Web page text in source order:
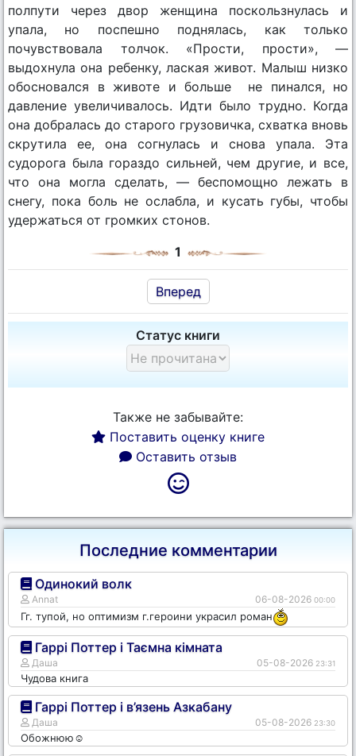
полпути через двор женщина поскользнулась и
упала, но поспешно поднялась, как только
почувствовала толчок. «Прости, прости», —
выдохнула она ребенку, лаская живот. Малыш низко
обосновался в животе и больше не пинался, но
давление увеличивалось. Идти было трудно. Когда
она добралась до старого грузовичка, схватка вновь
скрутила ее, она согнулась и снова упала. Эта
судорога была гораздо сильней, чем другие, и все,
что она могла сделать, — беспомощно лежать в
снегу, пока боль не ослабла, и кусать губы, чтобы
удержаться от громких стонов.
1
Вперед
Статус книги
Также не забывайте:
Поставить оценку книге
Оставить отзыв
Последние комментарии
Одинокий волк
Annat 06-08-2026 00:00
Гг. тупой, но оптимизм г.героини украсил роман
Гаррі Поттер і Таємна кімната
Даша 05-08-2026 23:31
Чудова книга
Гаррі Поттер і в’язень Азкабану
Даша 05-08-2026 23:30
Обожнюю☺️